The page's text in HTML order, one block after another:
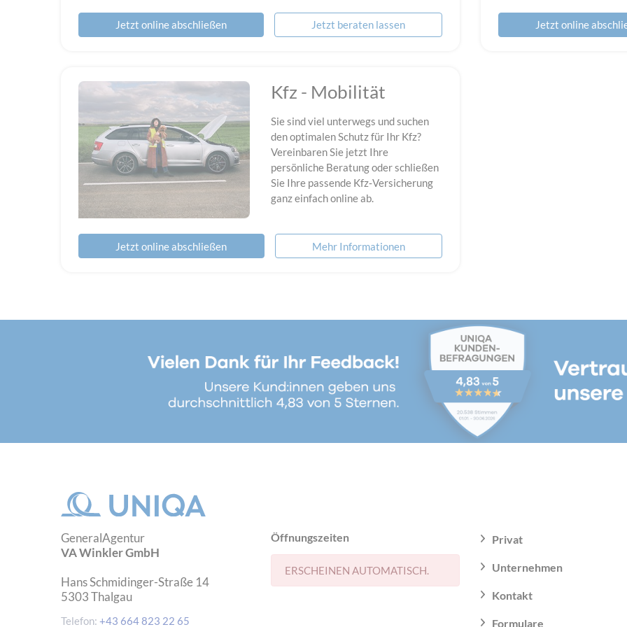
Jetzt online abschließen Jetzt beraten lassen Jetzt online
Kfz - Mobilität
Sie sind viel unterwegs und suchen
den optimalen Schutz für Ihr Kfz?
Vereinbaren Sie jetzt Ihre
persönliche Beratung oder schließen
Sie Ihre passende Kfz‑Versicherung
ganz einfach online ab.
Jetzt online abschließen Mehr Informationen
GeneralAgentur
VA Winkler GmbH
Hans Schmidinger-Straße 14
5303Thalgau
Telefon: +43 664 823 22 65
Öffnungszeiten
ERSCHEINEN AUTOMATISCH.
Privat
Unternehmen
Kontakt
Formulare